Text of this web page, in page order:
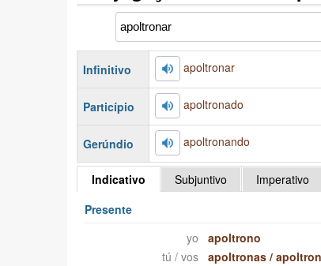
Infinitivo apoltronar
Particípio apoltronado
Gerúndio apoltronando
Indicativo Subjuntivo
Imperativo
Presente
yo
apoltrono
tú / vos
apoltronas /